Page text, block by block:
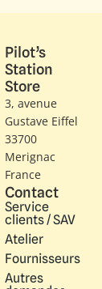
Pilot’s
Station
Store
3, avenue
Gustave Eiffel​
33700
Merignac
France
Contact
Service
clients / SAV
Atelier
Fournisseurs
Autres